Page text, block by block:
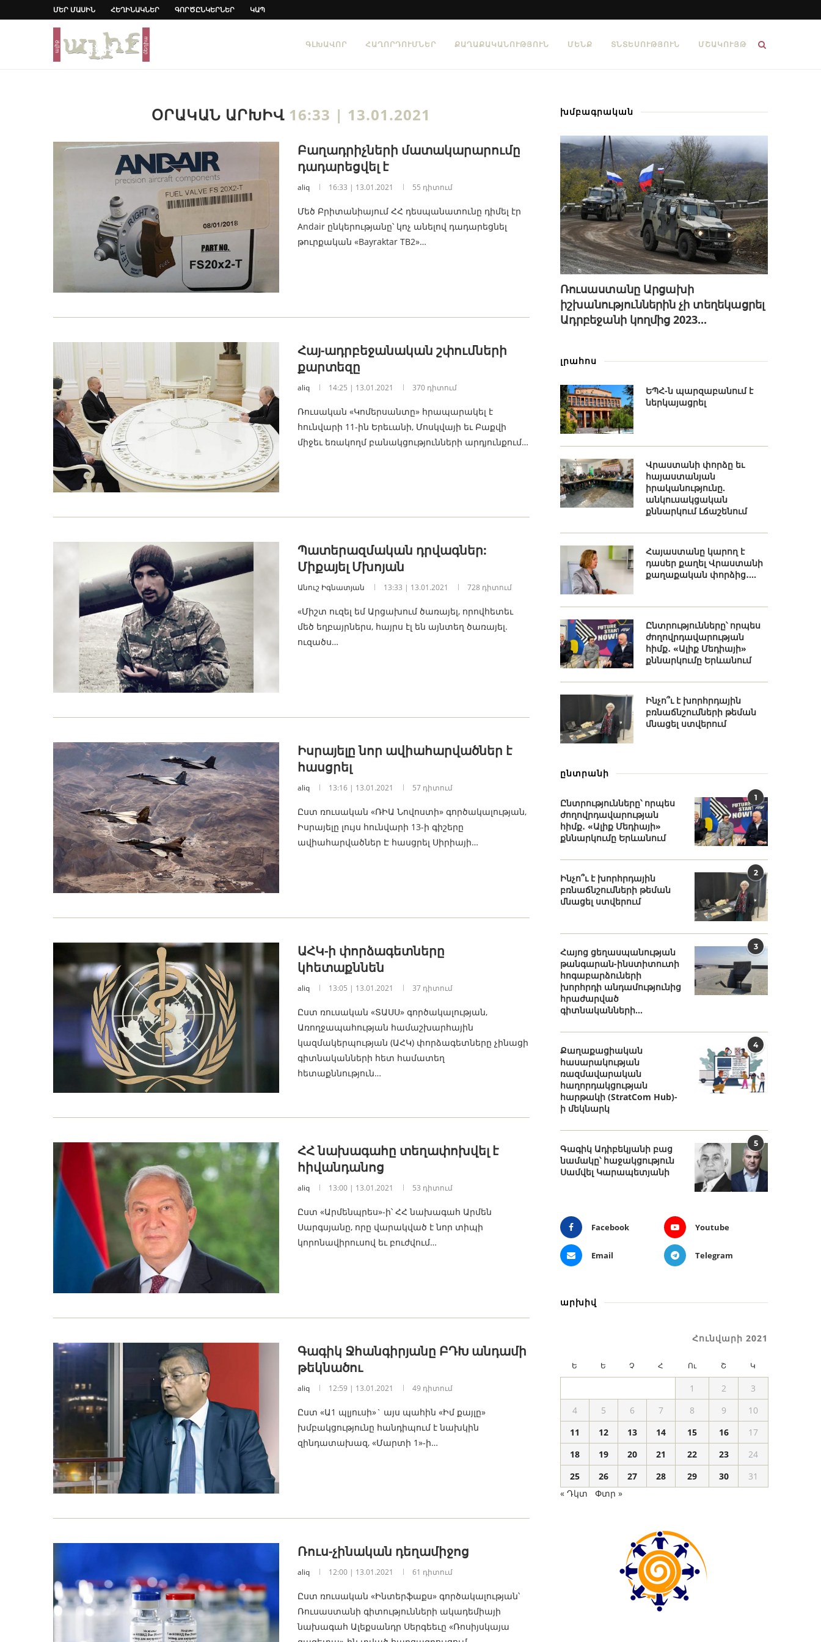
ՄԵՐ ՄԱՍԻՆ ՀԵՂԻՆԱԿՆԵՐ ԳՈՐԾԸՆԿԵՐՆԵՐ ԿԱՊ
ԳԼԽԱՎՈՐ ՀԱՂՈՐԴՈՒՄՆԵՐ ՔԱՂԱՔԱԿԱՆՈՒԹՅՈՒՆ ՄԵՆՔ ՏՆՏԵՍՈՒԹՅՈՒՆ ՄՇԱԿՈՒՅԹ
ՕՐԱԿԱՆ ԱՐԽԻՎ 16:33 | 13.01.2021
Բաղադրիչների մատակարարումը
դադարեցվել է
aliq 16:33 | 13.01.2021 55 դիտում
Մեծ Բրիտանիայում ՀՀ դեսպանատունը դիմել էր
Andair ընկերությանը՝ կոչ անելով դադարեցնել
թուրքական «Bayraktar TB2»…
Հայ-ադրբեջանական շփումների
քարտեզը
aliq 14:25 | 13.01.2021 370 դիտում
Ռուսական «Կոմերսանտը» հրապարակել է
հունվարի 11-ին Երեւանի, Մոսկվայի եւ Բաքվի
միջեւ եռակողմ բանակցությունների արդյունքում…
Պատերազմական դրվագներ:
Միքայել Մխոյան
Անուշ Իգնատյան 13:33 | 13.01.2021 728 դիտում
«Միշտ ուզել եմ Արցախում ծառայել, որովհետեւ
մեծ եղբայրներս, հայրս էլ են այնտեղ ծառայել.
ուզածս…
Իսրայելը նոր ավիահարվածներ է
հասցրել
aliq 13:16 | 13.01.2021 57 դիտում
Ըստ ռուսական «ՌԻԱ Նովոստի» գործակալության,
Իսրայելը լույս հունվարի 13-ի գիշերը
ավիահարվածներ Է հասցրել Սիրիայի…
ԱՀԿ-ի փորձագետները
կհետաքննեն
aliq 13:05 | 13.01.2021 37 դիտում
Ըստ ռուսական «ՏԱՍՍ» գործակալության,
Առողջապահության համաշխարհային
կազմակերպության (ԱՀԿ) փորձագետները չինացի
գիտնականների հետ համատեղ
հետաքննություն…
ՀՀ նախագահը տեղափոխվել է
հիվանդանոց
aliq 13:00 | 13.01.2021 53 դիտում
Ըստ «Արմենպրես»-ի՝ ՀՀ նախագահ Արմեն
Սարգսյանը, որը վարակված է նոր տիպի
կորոնավիրուսով եւ բուժվում…
Գագիկ Ջհանգիրյանը ԲԴԽ անդամի
թեկնածու
aliq 12:59 | 13.01.2021 49 դիտում
Ըստ «Ա1 պլյուսի»` այս պահին «Իմ քայլը»
խմբակցությունը հանդիպում է նախկին
զինդատախազ, «Մարտի 1»-ի…
Ռուս-չինական դեղամիջոց
aliq 12:00 | 13.01.2021 61 դիտում
Ըստ ռուսական «Ինտերֆաքս» գործակալության՝
Ռուսաստանի գիտությունների ակադեմիայի
նախագահ Ալեքսանդր Սերգեեւը «Ռոսիյսկայա
խմբագրական
Ռուսաստանը Արցախի
իշխանություններին չի տեղեկացրել
Ադրբեջանի կողմից 2023...
լրահոս
ԵՊՀ-ն պարզաբանում է
ներկայացրել
Վրաստանի փորձը եւ
հայաստանյան
իրականությունը.
անկուսակցական
քննարկում Լճաշենում
Հայաստանը կարող է
դասեր քաղել Վրաստանի
քաղաքական փորձից․...
Ընտրությունները՝ որպես
ժողովրդավարության
հիմք․ «Ալիք Մեդիայի»
քննարկումը Երևանում
Ինչո՞ւ է խորհրդային
բռնաճնշումների թեման
մնացել ստվերում
ընտրանի
1
Ընտրությունները՝ որպես
ժողովրդավարության
հիմք․ «Ալիք Մեդիայի»
քննարկումը Երևանում
2
Ինչո՞ւ է խորհրդային
բռնաճնշումների թեման
մնացել ստվերում
3
Հայոց ցեղասպանության
թանգարան-ինստիտուտի
հոգաբարձուների
խորհրդի անդամությունից
հրաժարված
գիտնականների...
4
Քաղաքացիական
հասարակության
ռազմավարական
հաղորդակցության
հարթակի (StratCom Hub)-
ի մեկնարկ
5
Գագիկ Ադիբեկյանի բաց
նամակը՝ հաջակցություն
Սամվել Կարապետյանի
Facebook Youtube
Email Telegram
արխիվ
Հունվարի 2021
Ե Ե Չ Հ Ու Շ Կ
1 2
3
4
5 6 7 8 9
10
11
12 13 14 15 16
17
18
19 20 21 22 23
24
25
26 27 28 29 30
31
« Դկտ
Փտր »